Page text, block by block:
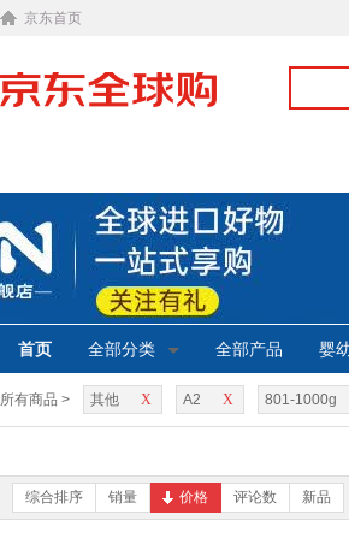
京东首页
首页 全部分类 全部产品 婴
所有商品 > X
其他 X
A2 801-1000g
综合排序 销量 价格 评论数 新品